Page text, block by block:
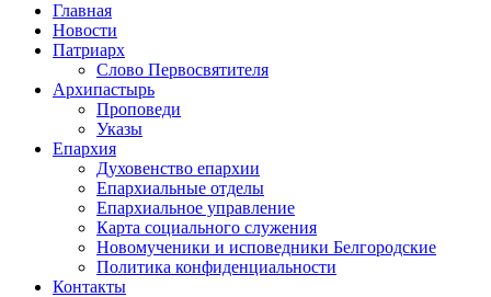
Главная
Новости
Патриарх
Слово Первосвятителя
Архипастырь
Проповеди
Указы
Епархия
Духовенство епархии
Епархиальные отделы
Епархиальное управление
Карта социального служения
Новомученики и исповедники Белгородские
Политика конфиденциальности
Контакты